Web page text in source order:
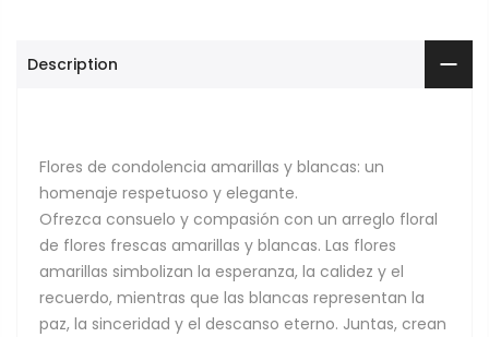
Description
Flores de condolencia amarillas y blancas: un
homenaje respetuoso y elegante.
Ofrezca consuelo y compasión con un arreglo floral
de flores frescas amarillas y blancas. Las flores
amarillas simbolizan la esperanza, la calidez y el
recuerdo, mientras que las blancas representan la
paz, la sinceridad y el descanso eterno. Juntas, crean